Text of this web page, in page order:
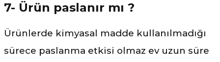
7- Ürün paslanır mı ?
Ürünlerde kimyasal madde kullanılmadığı
sürece paslanma etkisi olmaz ev uzun süre